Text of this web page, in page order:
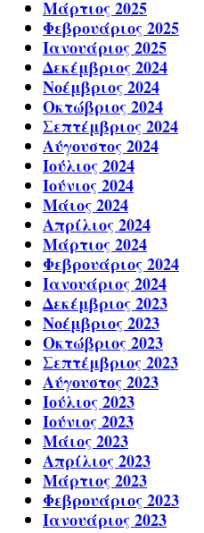
Μάρτιος 2025
Φεβρουάριος 2025
Ιανουάριος 2025
Δεκέμβριος 2024
Νοέμβριος 2024
Οκτώβριος 2024
Σεπτέμβριος 2024
Αύγουστος 2024
Ιούλιος 2024
Ιούνιος 2024
Μάιος 2024
Απρίλιος 2024
Μάρτιος 2024
Φεβρουάριος 2024
Ιανουάριος 2024
Δεκέμβριος 2023
Νοέμβριος 2023
Οκτώβριος 2023
Σεπτέμβριος 2023
Αύγουστος 2023
Ιούλιος 2023
Ιούνιος 2023
Μάιος 2023
Απρίλιος 2023
Μάρτιος 2023
Φεβρουάριος 2023
Ιανουάριος 2023